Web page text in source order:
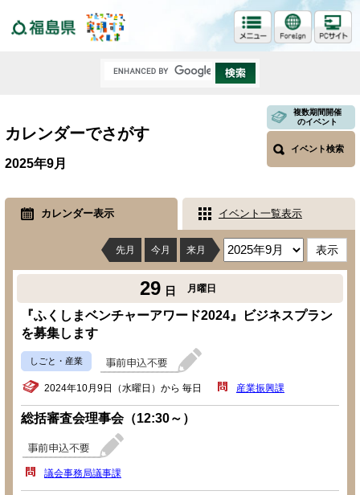
カレンダーでさがす
複数期間開催
のイベント
イベント検索
2025年9月
カレンダー表示 イベント一覧表示
先月 今月 来月
29 日 月曜日
『ふくしまベンチャーアワード2024』ビジネスプラン
を募集します
しごと・産業
2024年10月9日（水曜日）から 毎日 産業振興課
総括審査会理事会（12:30～）
議会事務局議事課